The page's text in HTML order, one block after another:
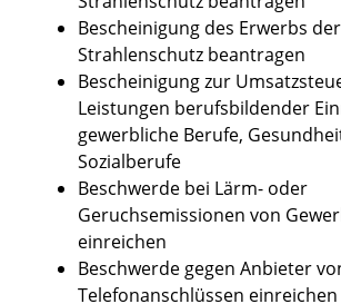
Bescheinigung des Erwerbs
Strahlenschutz beantragen
Bescheinigung zur
Leistungen berufsbildender
gewerbliche Berufe,
Sozialberufe
Beschwerde bei Lärm- oder
Geruchsemissionen von
einreichen
Beschwerde gegen Anbieter
Telefonanschlüssen einreichen